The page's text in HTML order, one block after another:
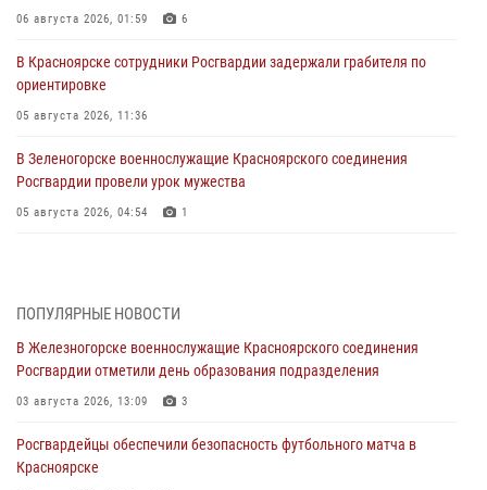
06 августа 2026, 01:59 6
В Красноярске сотрудники Росгвардии задержали грабителя по
ориентировке
05 августа 2026, 11:36
В Зеленогорске военнослужащие Красноярского соединения
Росгвардии провели урок мужества
05 августа 2026, 04:54 1
05 августа 2026, 04:52 1
В Красноярске сотрудники вневедомственной охраны Росгвардии
задержали подозреваемого в серии краж из гипермаркета
04 августа 2026, 09:57
Сотрудники Росгвардии обеспечили общественный порядок во
время проведения экстремального заплыва в Дудинке
ПОПУЛЯРНЫЕ НОВОСТИ
В Железногорске военнослужащие Красноярского соединения
Росгвардии отметили день образования подразделения
03 августа 2026, 13:09 3
Росгвардейцы обеспечили безопасность футбольного матча в
Красноярске